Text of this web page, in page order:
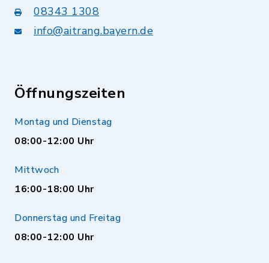
08343 1308
info@aitrang.bayern.de
Öffnungszeiten
Montag und Dienstag
08:00-12:00 Uhr
Mittwoch
16:00-18:00 Uhr
Donnerstag und Freitag
08:00-12:00 Uhr